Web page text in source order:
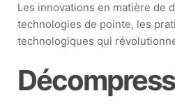
Les innovations en matière de
technologies de pointe, les
technologiques qui